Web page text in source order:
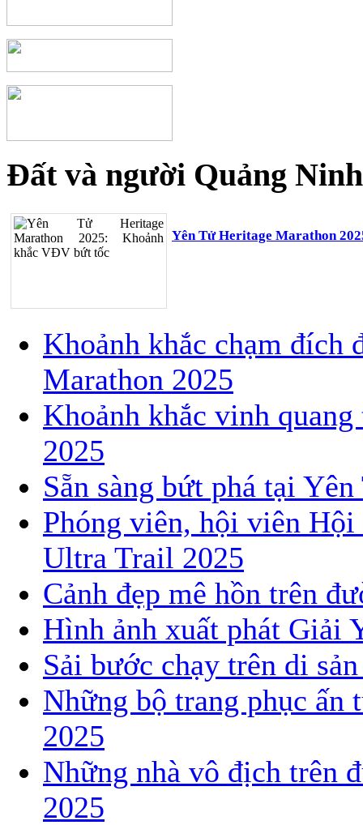
Đất và người Quảng Ninh
Yên Tử Heritage Marathon
Khoảnh khắc chạm đích
Marathon 2025
Khoảnh khắc vinh
2025
Sẵn sàng bứt phá tại
Phóng viên, hội viên
Ultra Trail 2025
Cảnh đẹp mê hồn trên
Hình ảnh xuất phát Giải
Sải bước chạy trên di
Những bộ trang phục
2025
Những nhà vô địch trên
2025